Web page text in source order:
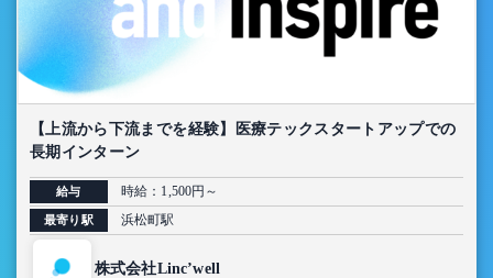
【上流から下流までを経験】医療テックスタートアップでの
長期インターン
給与 時給：1,500円～
最寄り駅 浜松町駅
株式会社Linc’well